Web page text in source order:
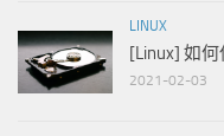
LINUX
[Linux] 如
2021-02-03